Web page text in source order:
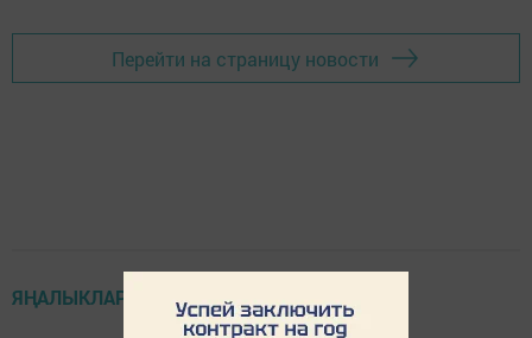
Перейти на страницу новости
ЯҢАЛЫКЛАР ТАСМАСЫ